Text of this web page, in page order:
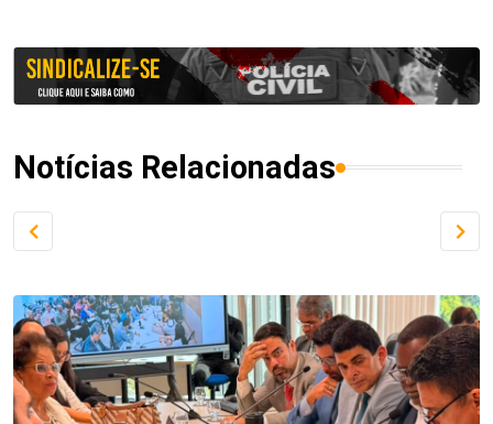
Notícias Relacionadas